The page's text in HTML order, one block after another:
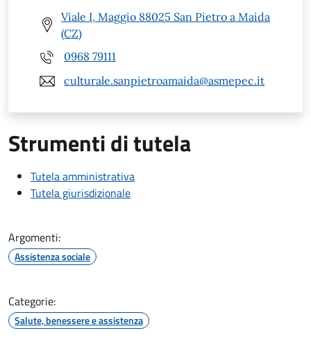
Viale I, Maggio 88025 San Pietro a Maida
(CZ)
0968 79111
culturale.sanpietroamaida@asmepec.it
Strumenti di tutela
Tutela amministrativa
Tutela giurisdizionale
Argomenti:
Assistenza sociale
Categorie:
Salute, benessere e assistenza